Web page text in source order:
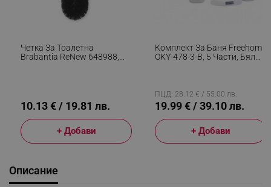
Четка За Тоалетна
Brabantia ReNew 648988,
10.13 € / 19.81 лв.
+ Добави
Комплект За Баня Freehome
OKY-478-3-B, 5 Части, Бял
ПЦД: 28.12 € / 55.00 лв.
19.99 € / 39.10 лв.
+ Добави
Описание